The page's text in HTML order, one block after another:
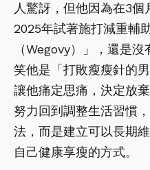
人驚訝，但他因為在3
2025年試著施打減重輔
（Wegovy）」，還是
笑他是「打敗瘦瘦針的
讓他痛定思痛，決定放
努力回到調整生活習慣
法，而是建立可以長期
自己健康享瘦的方式。